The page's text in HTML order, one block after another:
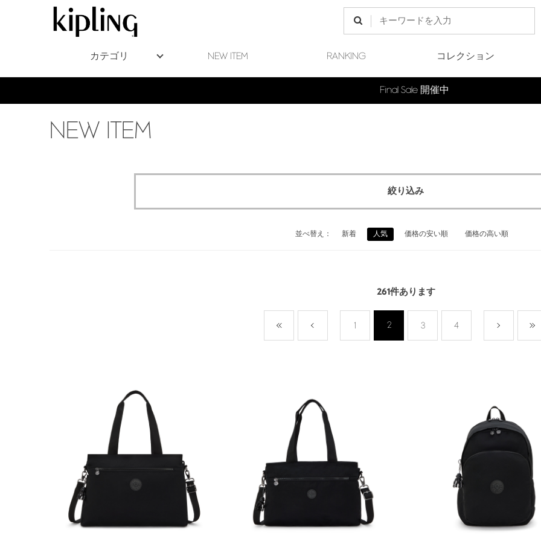
カテゴリ NEW ITEM RANKING コレクション
Final Sale 開催中
NEW ITEM
絞り込み
並べ替え： 新着 人気 価格の安い順 価格の高い順
261件あります
最初 1 2 3 4